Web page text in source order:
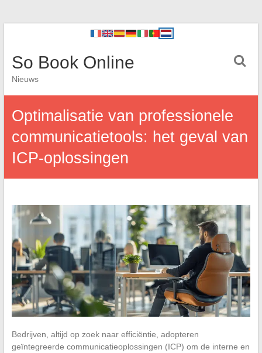
So Book Online
Nieuws
Optimalisatie van professionele
communicatietools: het geval van
ICP-oplossingen
Bedrijven, altijd op zoek naar efficiëntie, adopteren
geïntegreerde communicatieoplossingen (ICP) om de interne en